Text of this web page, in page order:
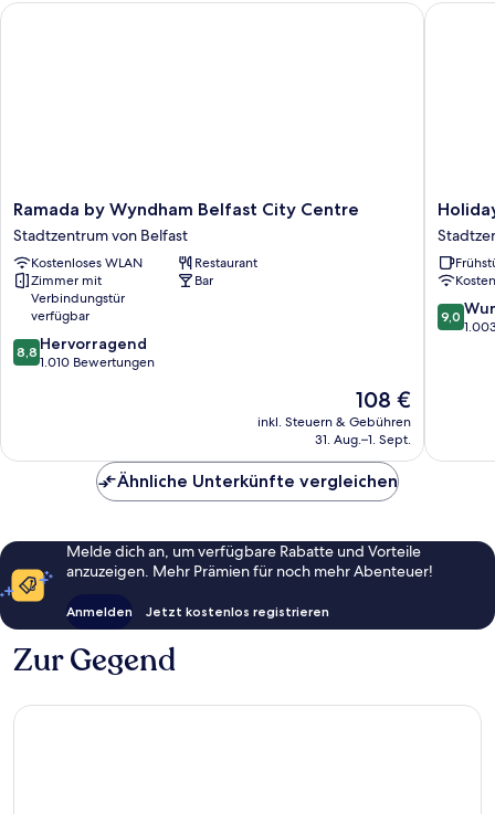
Ramada
by
Wyndham
Belfast
City
Centre
Stadtzentrum
von
Belfast
Ramada by Wyndham Belfast City Centre
Stadtzentrum von Belfast
Kostenloses WLAN
Restaurant
Zimmer mit
Verbindungstür
verfügbar
Bar
8.8
von
8,8 Hervorragend
1.010 Bewertungen
Der
Preis
beträgt
108 €
inkl. Steuern & Gebühren
31. Aug.–1. Sept.
Ramada by Wyndham Belfast City Centre
Holiday
Inn
Express
Belfast
City
by
IHG
9.0
von
9,0
Holiday
Ähnliche Unterkünfte vergleichen
Melde dich an, um verfügbare Rabatte und Vorteile
anzuzeigen. Mehr Prämien für noch mehr Abenteuer!
Anmelden Jetzt kostenlos registrieren
Zur Gegend